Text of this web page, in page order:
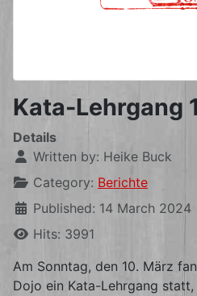
Kata-Lehrgang
Details
Written by: Heike Buck
Category: Berichte
Published: 14 March 2024
Hits: 3991
Am Sonntag, den 10. März
Dojo ein Kata-Lehrgang